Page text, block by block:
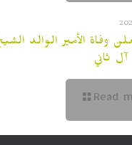
وفاة الأمير الوالد
ثاني
Read